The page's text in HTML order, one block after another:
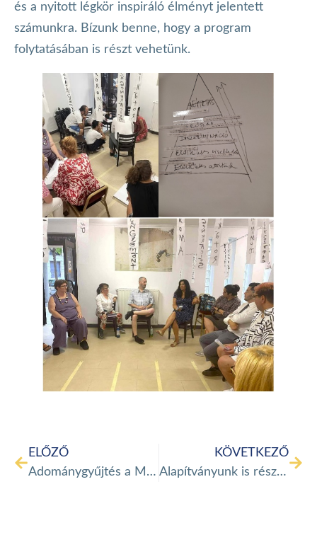
és a nyitott légkör inspiráló élményt jelentett
számunkra. Bízunk benne, hogy a program
folytatásában is részt vehetünk.
ELŐZŐ
Adománygyűjtés a MedSpot Alapítványnak
KÖVETKEZŐ
Alapítványunk is részt vett a 14. Afrika Expo Budapesten